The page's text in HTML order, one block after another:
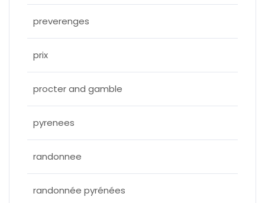
preverenges
prix
procter and gamble
pyrenees
randonnee
randonnée pyrénées